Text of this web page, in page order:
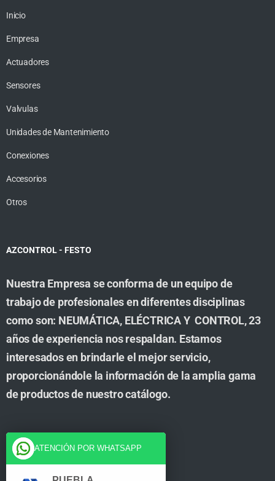
Inicio
Empresa
Actuadores
Sensores
Valvulas
Unidades de Mantenimiento
Conexiones
Accesorios
Otros
AZCONTROL - FESTO
Nuestra Empresa se conforma de un equipo de
trabajo de profesionales en diferentes disciplinas
como son: NEUMÁTICA, ELÉCTRICA Y CONTROL, 23
años de experiencia nos respaldan. Estamos
interesados en brindarle el mejor servicio,
proporcionándole la información de la amplia gama
de productos de nuestro catálogo.
Cuenta
Tienda
ATENCIÓN POR WHATSAPP